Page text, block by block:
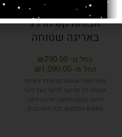
שטיח עגול
אבסטרקט חרדל
באריגה שטוחה
₪
₪
שטיח עגול אבסטרקט חרדל באריגה
שטוחה דק ופרקטי לניקוי בעל סיבי
כותנה הנותן תחושה נעימה ורכה,
מתאים לסלון או לכל פינה בבית